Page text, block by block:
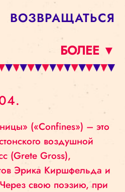
BОЗВРАЩАТЬСЯ
БОЛЕЕ ▼
(«Confines») – это
воздушной
(Grete Gross),
Эрика Киршфельда и
свою поэзию, при